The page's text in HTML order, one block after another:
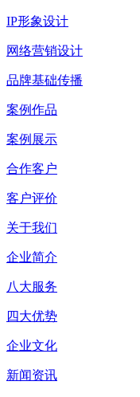
IP形象设计
网络营销设计
品牌基础传播
案例作品
案例展示
合作客户
客户评价
关于我们
企业简介
八大服务
四大优势
企业文化
新闻资讯